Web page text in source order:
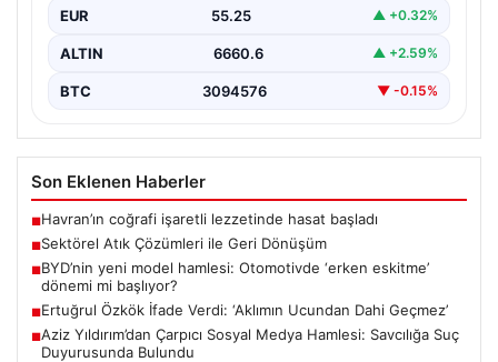
EUR 55.25 ▲ +0.32%
ALTIN 6660.6 ▲ +2.59%
BTC 3094576 ▼ -0.15%
Son Eklenen Haberler
■Havran’ın coğrafi işaretli lezzetinde hasat başladı
■Sektörel Atık Çözümleri ile Geri Dönüşüm
■BYD’nin yeni model hamlesi: Otomotivde ‘erken eskitme’
dönemi mi başlıyor?
■Ertuğrul Özkök İfade Verdi: ‘Aklımın Ucundan Dahi Geçmez’
■Aziz Yıldırım’dan Çarpıcı Sosyal Medya Hamlesi: Savcılığa Suç
Duyurusunda Bulundu